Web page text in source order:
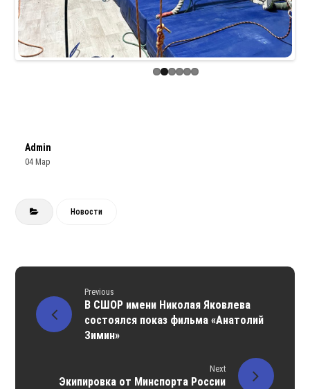
Admin
04 Мар
Новости
Previous
В СШОР имени Николая Яковлева
состоялся показ фильма «Анатолий
Зимин»
Next
Экипировка от Минспорта России